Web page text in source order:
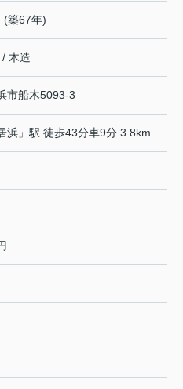
(築67年)
木造
市船木5093-3
浜 」駅 徒歩43分車9分 3.8km